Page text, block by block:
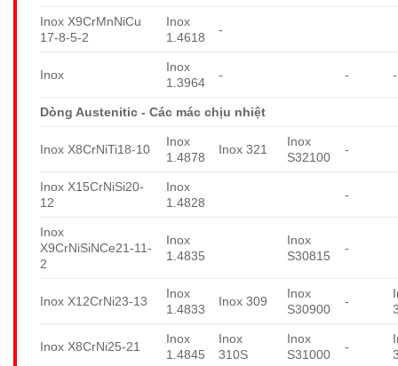
Inox X9CrMnNiCu
17-8-5-2
Inox
1.4618
-
Inox
Inox
1.3964
- - -
Dòng Austenitic - Các mác chịu nhiệt
Inox X8CrNiTi18-10
Inox
1.4878
Inox 321
Inox
S32100
-
Inox X15CrNiSi20-
12
Inox
1.4828
-
Inox
X9CrNiSiNCe21-11-
2
Inox
1.4835
Inox
S30815
-
Inox X12CrNi23-13
Inox
1.4833
Inox 309
Inox
S30900
-
Inox X8CrNi25-21
Inox
1.4845
Inox
310S
Inox
S31000
-